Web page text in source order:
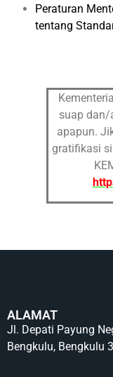
Peraturan
tentang
suap
apapun.
gratifikasi
ALAMAT
Jl. Depati Payung
Bengkulu, Bengkulu